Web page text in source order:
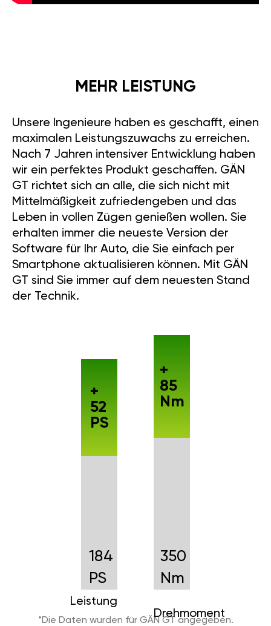
MEHR LEISTUNG
Unsere Ingenieure haben es geschafft, einen
maximalen Leistungszuwachs zu erreichen.
Nach 7 Jahren intensiver Entwicklung haben
wir ein perfektes Produkt geschaffen. GÄN
GT richtet sich an alle, die sich nicht mit
Mittelmäßigkeit zufriedengeben und das
Leben in vollen Zügen genießen wollen. Sie
erhalten immer die neueste Version der
Software für Ihr Auto, die Sie einfach per
Smartphone aktualisieren können. Mit GÄN
GT sind Sie immer auf dem neuesten Stand
der Technik.
184
PS
Leistung
+
52
PS
350
Nm
Drehmoment
+
85
Nm
*Die Daten wurden für GÄN GT angegeben.